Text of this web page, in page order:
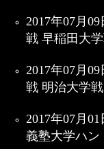
2017年07月
戦 早稲田大
2017年07月
戦 明治大学戦
2017年07月
義塾大学ハン